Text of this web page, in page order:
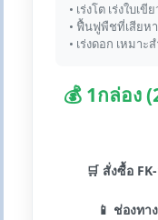
• เร่งโต เร่งใบเขี
• ฟื้นฟูพืชที่เสียห
• เร่งดอก เหมา
💰 1กล่อง
🛒 สั่งซื้อ
📱 ช่องทา